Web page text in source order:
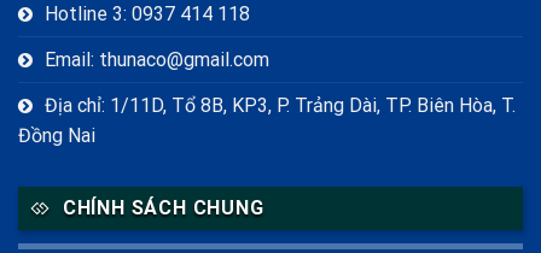
Hotline 3: 0937 414 118
Email: thunaco@gmail.com
Địa chỉ: 1/11D, Tổ 8B, KP3, P. Trảng Dài, TP. Biên Hòa, T.
Đồng Nai
CHÍNH SÁCH CHUNG